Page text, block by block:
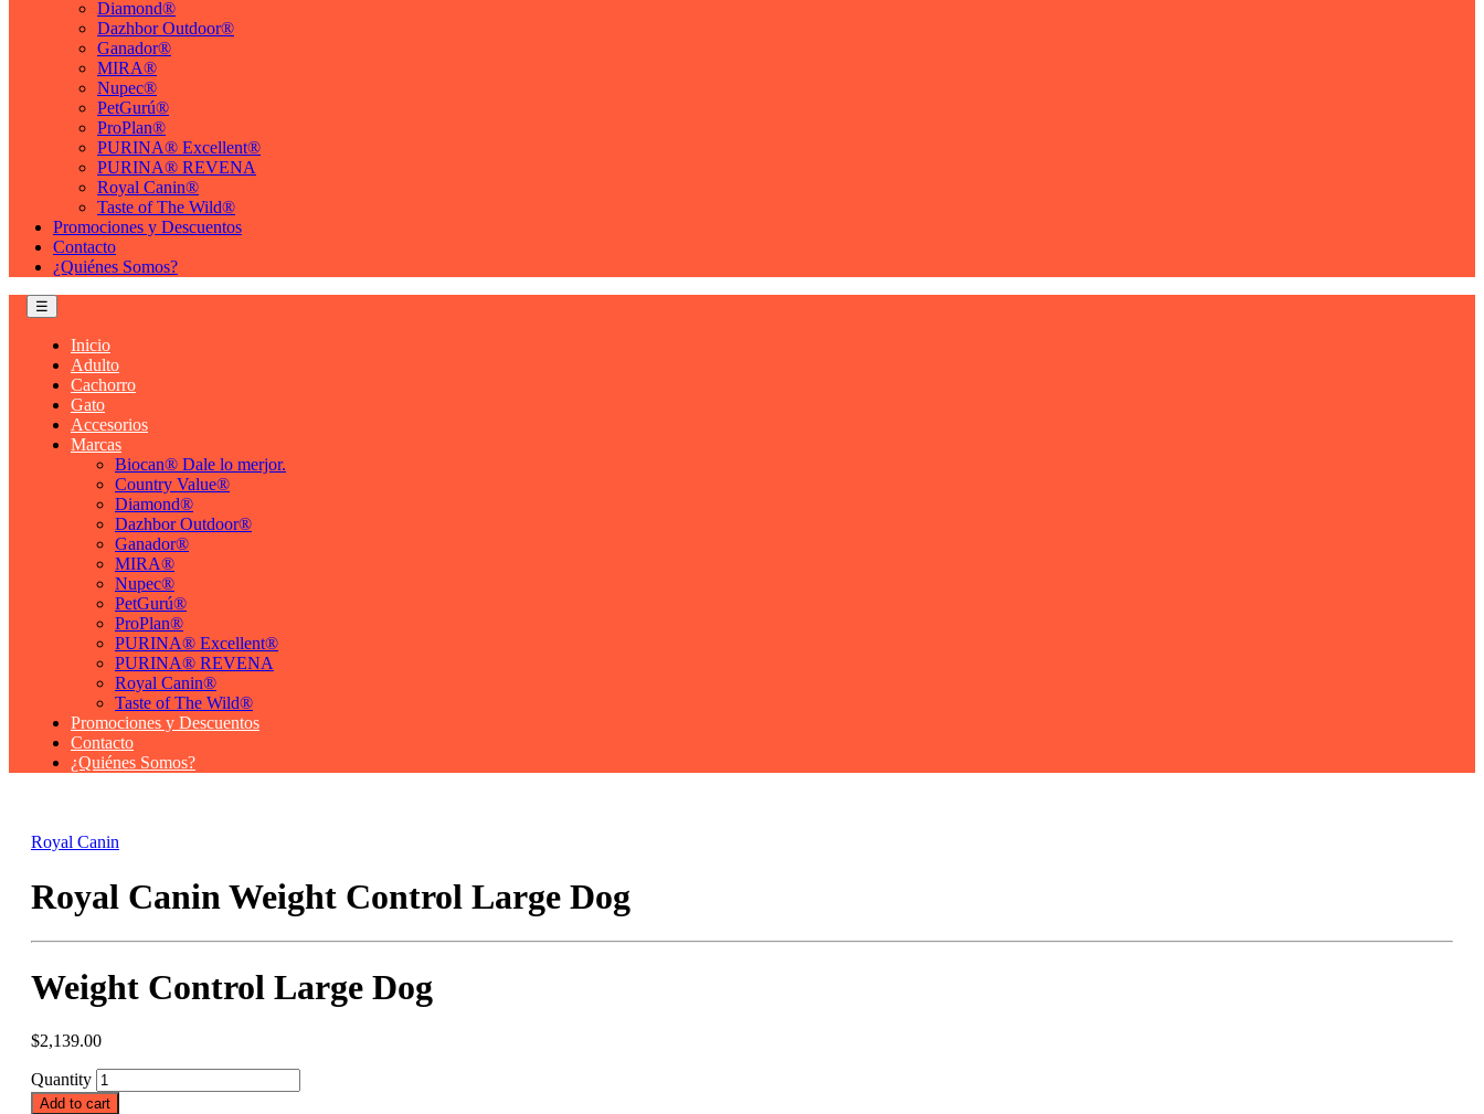
Diamond®
Dazhbor Outdoor®
Ganador®
MIRA®
Nupec®
PetGurú®
ProPlan®
PURINA® Excellent®
PURINA® REVENA
Royal Canin®
Taste of The Wild®
Promociones y Descuentos
Contacto
¿Quiénes Somos?
☰
Inicio
Adulto
Cachorro
Gato
Accesorios
Marcas
Biocan® Dale lo merjor.
Country Value®
Diamond®
Dazhbor Outdoor®
Ganador®
MIRA®
Nupec®
PetGurú®
ProPlan®
PURINA® Excellent®
PURINA® REVENA
Royal Canin®
Taste of The Wild®
Promociones y Descuentos
Contacto
¿Quiénes Somos?
Royal Canin
Royal Canin Weight Control Large Dog
Weight Control Large Dog
$2,139.00
Quantity
Add to cart